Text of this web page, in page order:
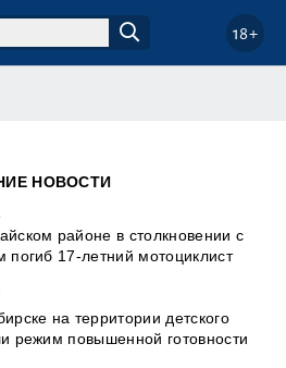
18+
НОВОСТИ
районе в столкновении с
погиб 17-летний мотоциклист
на территории детского
режим повышенной готовности